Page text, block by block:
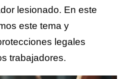
lesionado. En este
este tema y
legales
trabajadores.